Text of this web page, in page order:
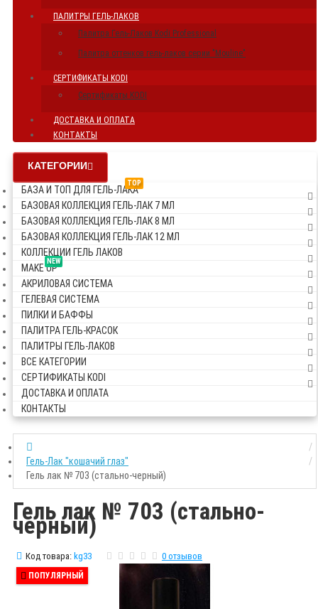
ПАЛИТРЫ ГЕЛЬ-ЛАКОВ
Палитра Гель-Лаков Kodi Professional
Палитра оттенков гель-лаков серии "Mouline"
СЕРТИФИКАТЫ KODI
Сертификаты KODI
ДОСТАВКА И ОПЛАТА
КОНТАКТЫ
КАТЕГОРИИ
TOP
БАЗА И ТОП ДЛЯ ГЕЛЬ-ЛАКА
БАЗОВАЯ КОЛЛЕКЦИЯ ГЕЛЬ-ЛАК 7 МЛ
БАЗОВАЯ КОЛЛЕКЦИЯ ГЕЛЬ-ЛАК 8 МЛ
БАЗОВАЯ КОЛЛЕКЦИЯ ГЕЛЬ-ЛАК 12 МЛ
КОЛЛЕКЦИИ ГЕЛЬ ЛАКОВ
NEW
MAKE UP
АКРИЛОВАЯ СИСТЕМА
ГЕЛЕВАЯ СИСТЕМА
ПИЛКИ И БАФФЫ
ПАЛИТРА ГЕЛЬ-КРАСОК
ПАЛИТРЫ ГЕЛЬ-ЛАКОВ
ВСЕ КАТЕГОРИИ
СЕРТИФИКАТЫ KODI
ДОСТАВКА И ОПЛАТА
КОНТАКТЫ
Гель-Лак "кошачий глаз"
Гель лак № 703 (стально-черный)
Гель лак № 703 (стально-
черный)
Код товара: kg33 0 отзывов
ПОПУЛЯРНЫЙ